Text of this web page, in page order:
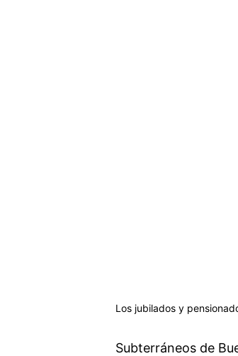
Los jubilados y
Subterráneos de